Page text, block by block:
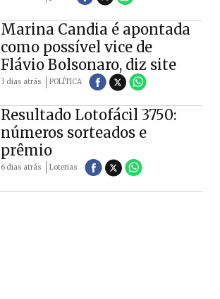
Marina Candia é apontada
como possível vice de
Flávio Bolsonaro, diz site
3 dias atrás POLÍTICA
Resultado Lotofácil 3750:
números sorteados e
prêmio
6 dias atrás Loterias